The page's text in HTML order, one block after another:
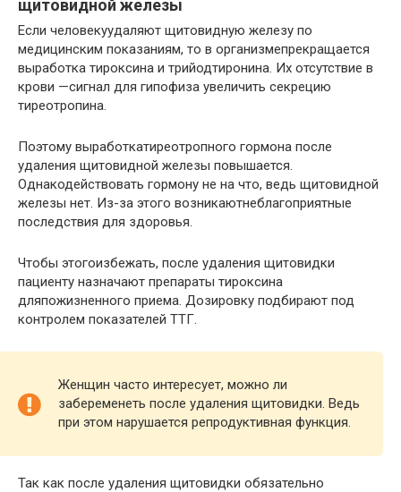
щитовидной железы
Если человекуудаляют щитовидную железу по
медицинским показаниям, то в организмепрекращается
выработка тироксина и трийодтиронина. Их отсутствие в
крови —сигнал для гипофиза увеличить секрецию
тиреотропина.
Поэтому выработкатиреотропного гормона после
удаления щитовидной железы повышается.
Однакодействовать гормону не на что, ведь щитовидной
железы нет. Из-за этого возникаютнеблагоприятные
последствия для здоровья.
Чтобы этогоизбежать, после удаления щитовидки
пациенту назначают препараты тироксина
дляпожизненного приема. Дозировку подбирают под
контролем показателей ТТГ.
Женщин часто интересует, можно ли
забеременеть после удаления щитовидки. Ведь
при этом нарушается репродуктивная функция.
Так как после удаления щитовидки обязательно